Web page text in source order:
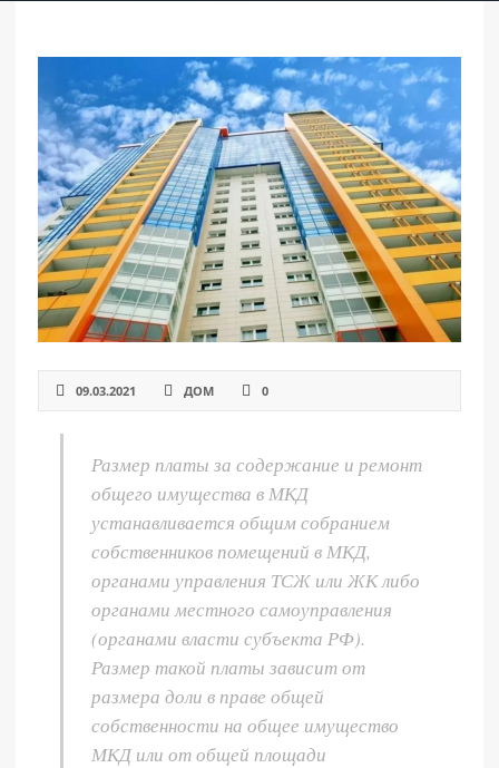
09.03.2021 ДОМ 0
Размер платы за содержание и ремонт
общего имущества в МКД
устанавливается общим собранием
собственников помещений в МКД,
органами управления ТСЖ или ЖК либо
органами местного самоуправления
(органами власти субъекта РФ).
Размер такой платы зависит от
размера доли в праве общей
собственности на общее имущество
МКД или от общей площади